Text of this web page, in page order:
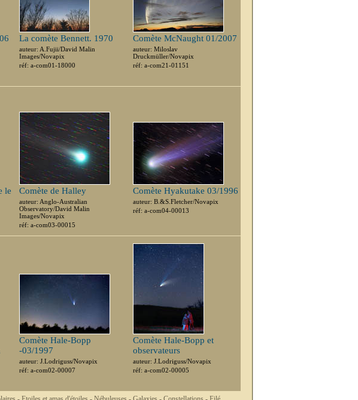
La comète Bennett. 1970
auteur: A.Fujii/David Malin
Images/Novapix
réf: a-com01-18000
Comète McNaught 01/2007
auteur: Miloslav
Druckmüller/Novapix
réf: a-com21-01151
le
Comète de Halley
auteur: Anglo-Australian
Observatory/David Malin
Images/Novapix
réf: a-com03-00015
Comète Hyakutake 03/1996
auteur: B.&S.Fletcher/Novapix
réf: a-com04-00013
Comète Hale-Bopp
-03/1997
auteur: J.Lodriguss/Novapix
réf: a-com02-00007
Comète Hale-Bopp et
observateurs
auteur: J.Lodriguss/Novapix
réf: a-com02-00005